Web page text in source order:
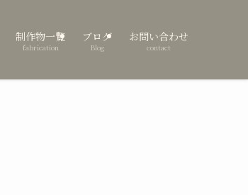
制作物一覧
fabrication
ブログ
Blog
お問い合わせ
contact